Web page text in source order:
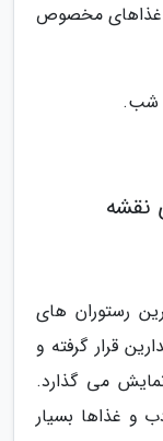
غذاهای مخصوص
نقشه
رستوران های
25 هتل ماندارین قرار گرفته و
نمایش می گذارد.
و غذاها بسیار